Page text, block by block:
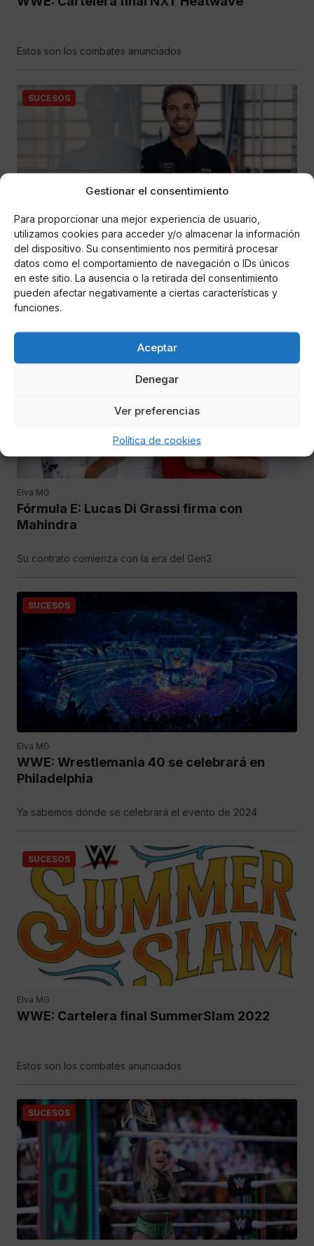
Gestionar el consentimiento
Para proporcionar una mejor experiencia de usuario,
utilizamos cookies para acceder y/o almacenar la información
del dispositivo. Su consentimiento nos permitirá procesar
datos como el comportamiento de navegación o IDs únicos
en este sitio. La ausencia o la retirada del consentimiento
pueden afectar negativamente a ciertas características y
funciones.
Aceptar
Denegar
Ver preferencias
Política de cookies
Estos son los combates anunciados
SUCESOS
Elva MG
Fórmula E: António Félix da Costa firma con
Porsche
El portugués cambia de equipo para la próxima temporada
Elva MG
Fórmula E: Lucas Di Grassi firma con
Mahindra
Su contrato comienza con la era del Gen3
SUCESOS
Elva MG
WWE: Wrestlemania 40 se celebrará en
Philadelphia
Ya sabemos dónde se celebrará el evento de 2024
SUCESOS
Elva MG
WWE: Cartelera final SummerSlam 2022
Estos son los combates anunciados
SUCESOS